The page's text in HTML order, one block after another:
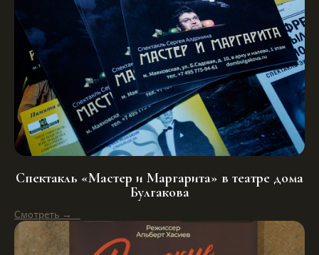
Спектакль «Мастер и Маргарита» в театре дома
Булгакова
Смотреть →